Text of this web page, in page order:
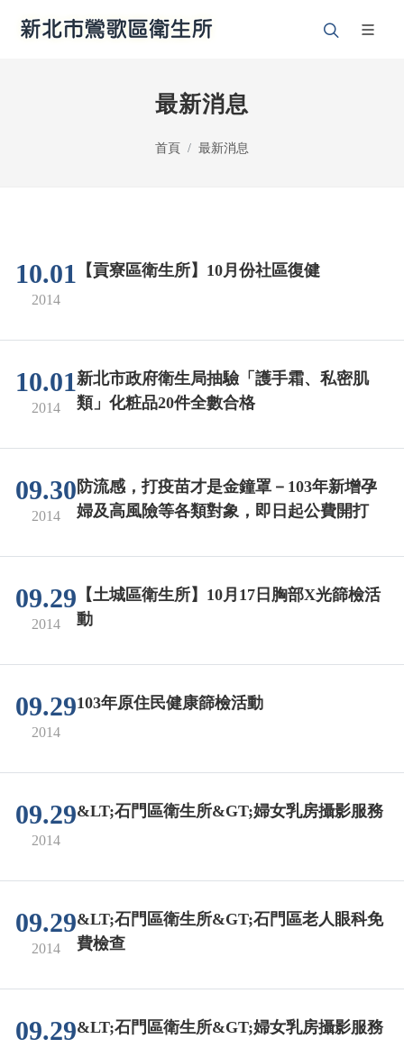
最新消息
首頁 最新消息
10.01
2014
【貢寮區衛生所】10月份社區復健
10.01
2014
新北市政府衛生局抽驗「護手霜、私密肌
類」化粧品20件全數合格
09.30
2014
防流感，打疫苗才是金鐘罩－103年新增孕
婦及高風險等各類對象，即日起公費開打
09.29
2014
【土城區衛生所】10月17日胸部X光篩檢活
動
09.29
2014
103年原住民健康篩檢活動
09.29
2014
&LT;石門區衛生所&GT;婦女乳房攝影服務
09.29
2014
&LT;石門區衛生所&GT;石門區老人眼科免
費檢查
09.29&LT;石門區衛生所&GT;婦女乳房攝影服務